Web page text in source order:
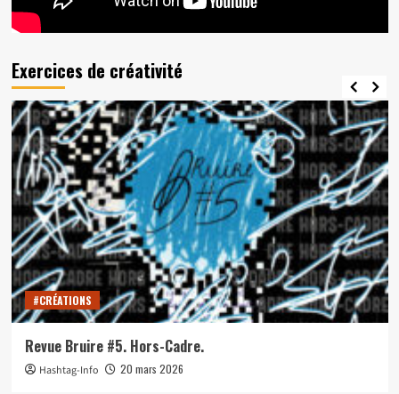
Exercices de créativité
#CRÉATIONS
Revue Bruire #5. Hors-Cadre.
Hashtag-Info 20 mars 2026